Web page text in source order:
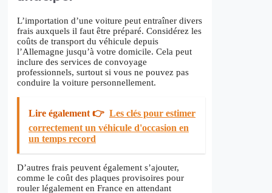
L’importation d’une voiture peut entraîner divers
frais auxquels il faut être préparé. Considérez les
coûts de transport du véhicule depuis
l’Allemagne jusqu’à votre domicile. Cela peut
inclure des services de convoyage
professionnels, surtout si vous ne pouvez pas
conduire la voiture personnellement.
Lire également 👉 Les clés pour estimer
correctement un véhicule d'occasion en
un temps record
D’autres frais peuvent également s’ajouter,
comme le coût des plaques provisoires pour
rouler légalement en France en attendant